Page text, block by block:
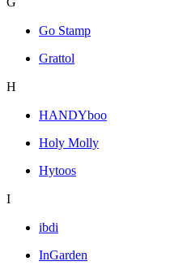
Go Stamp
Grattol
H
HANDYboo
Holy Molly
Hytoos
I
ibdi
InGarden